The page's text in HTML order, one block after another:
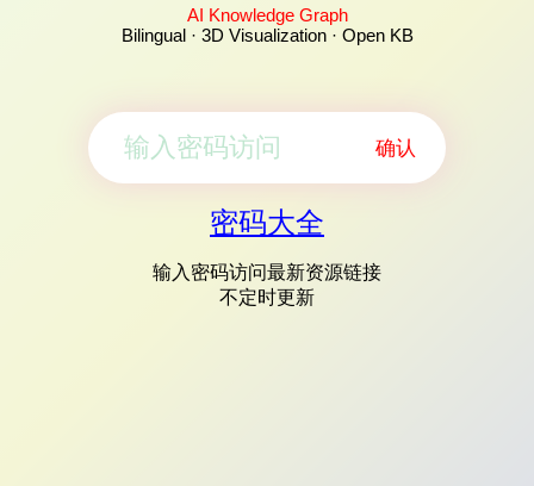
AI Knowledge Graph
Bilingual · 3D Visualization · Open KB
确认
密码大全
输入密码访问最新资源链接
不定时更新